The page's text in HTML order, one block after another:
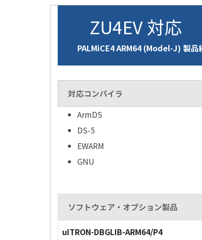
ZU4EV 対応
PALMiCE4 ARM64 (Model-J) 製品
対応コンパイラ
ArmDS
DS-5
EWARM
GNU
ソフトウェア・オプション製品
uITRON-DBGLIB-ARM64/P4